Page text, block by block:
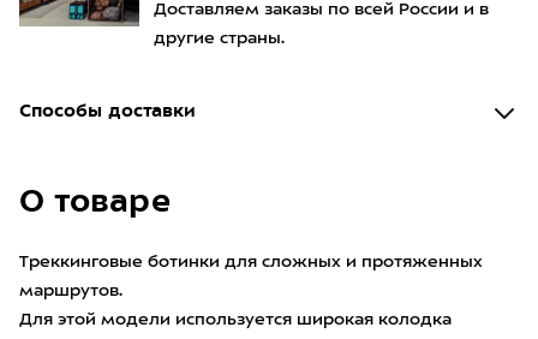
Доставляем заказы по всей России и в
другие страны.
Способы доставки
О товаре
Треккинговые ботинки для сложных и протяженных
маршрутов.
Для этой модели используется широкая колодка